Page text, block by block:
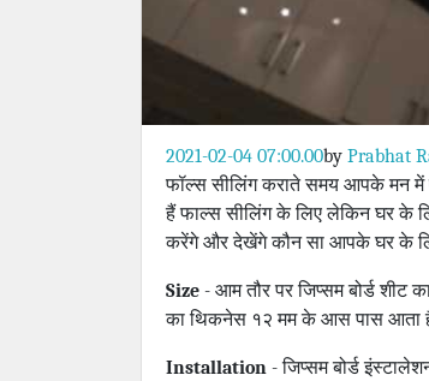
2021-02-04 07:00.00by Prabhat
फॉल्स सीलिंग कराते समय आपके मन में
हैं फाल्स सीलिंग के लिए लेकिन घर के
करेंगे और देखेंगे कौन सा आपके घर के
Size - आम तौर पर जिप्सम बोर्ड शीट
का थिकनेस १२ मम के आस पास आता
Installation - जिप्सम बोर्ड